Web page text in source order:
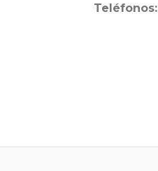
Teléfonos: